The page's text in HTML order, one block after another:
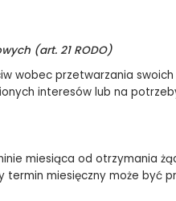
(art. 21 RODO)
wobec przetwarzania
interesów lub na
miesiąca od otrzymania
termin miesięczny może być